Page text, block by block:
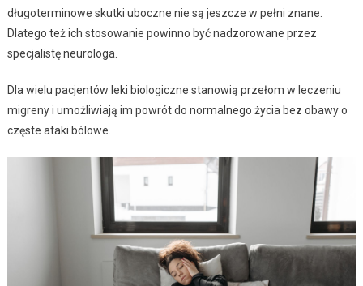
długoterminowe skutki uboczne nie są jeszcze w pełni znane.
Dlatego też ich stosowanie powinno być nadzorowane przez
specjalistę neurologa.
Dla wielu pacjentów leki biologiczne stanowią przełom w leczeniu
migreny i umożliwiają im powrót do normalnego życia bez obawy o
częste ataki bólowe.